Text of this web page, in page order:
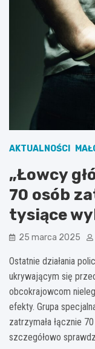
AKTUALNOŚCI
„Łowcy
70 osób
tysiące
25 marca 2025
Ostatnie działania
ukrywającym się
obcokrajowcom
efekty. Grupa
zatrzymała łącznie
szczegółowo